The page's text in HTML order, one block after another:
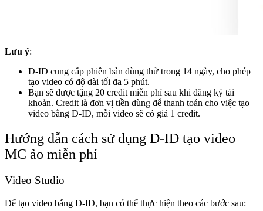
Lưu ý:
D-ID cung cấp phiên bản dùng thử trong 14 ngày, cho phép
tạo video có độ dài tối đa 5 phút.
Bạn sẽ được tặng 20 credit miễn phí sau khi đăng ký tài
khoản. Credit là đơn vị tiền dùng để thanh toán cho việc tạo
video bằng D-ID, mỗi video sẽ có giá 1 credit.
Hướng dẫn cách sử dụng D-ID tạo video
MC ảo miễn phí
Video Studio
Để tạo video bằng D-ID, bạn có thể thực hiện theo các bước sau: